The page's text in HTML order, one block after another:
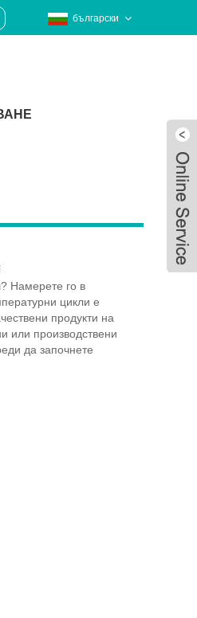
български
Намерете го в
цикли е
продукти на
или производствени
да започнете